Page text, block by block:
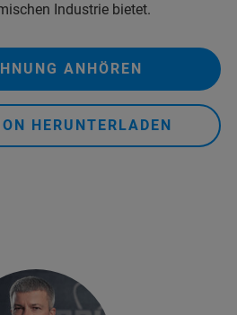
Industrie bietet.
ANHÖREN
HERUNTERLADEN